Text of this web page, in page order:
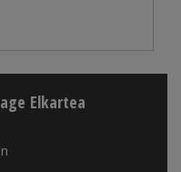
Elkartea